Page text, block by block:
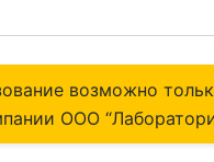
возможно
ОOO